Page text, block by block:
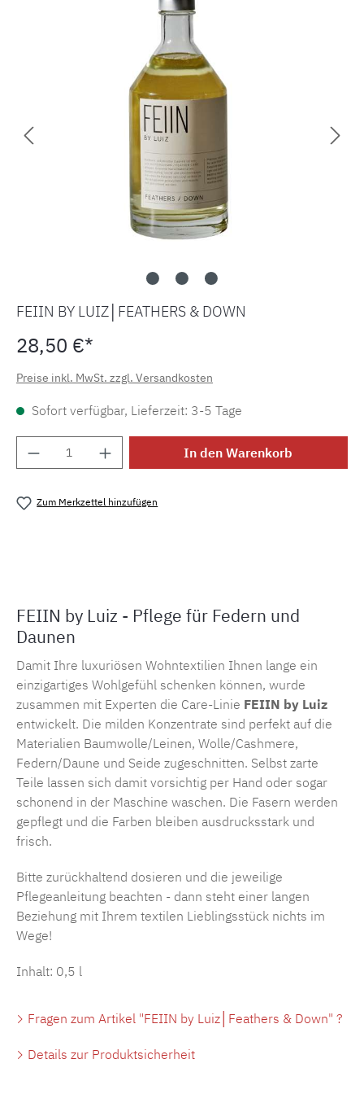
FEIIN BY LUIZ│FEATHERS & DOWN
28,50 €*
Preise inkl. MwSt. zzgl. Versandkosten
Sofort verfügbar, Lieferzeit: 3-5 Tage
Produkt Anzahl: Gib den gewünschten
In den Warenkorb
Zum Merkzettel hinzufügen
FEIIN by Luiz - Pflege für Federn und
Daunen
Damit Ihre luxuriösen Wohntextilien Ihnen lange ein
einzigartiges Wohlgefühl schenken können, wurde
zusammen mit Experten die Care-Linie FEIIN by Luiz
entwickelt. Die milden Konzentrate sind perfekt auf die
Materialien Baumwolle/Leinen, Wolle/Cashmere,
Federn/Daune und Seide zugeschnitten. Selbst zarte
Teile lassen sich damit vorsichtig per Hand oder sogar
schonend in der Maschine waschen. Die Fasern werden
gepflegt und die Farben bleiben ausdrucksstark und
frisch.
Bitte zurückhaltend dosieren und die jeweilige
Pflegeanleitung beachten - dann steht einer langen
Beziehung mit Ihrem textilen Lieblingsstück nichts im
Wege!
Inhalt: 0,5 l
Fragen zum Artikel "FEIIN by Luiz│Feathers & Down" ?
Details zur Produktsicherheit